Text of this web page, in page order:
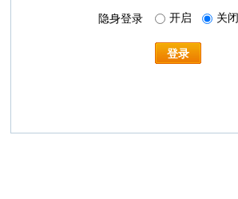
隐身登录 开启 关闭
登录